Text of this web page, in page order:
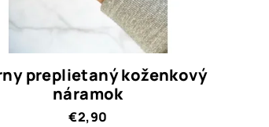
preplietaný koženkový
náramok
€2,90